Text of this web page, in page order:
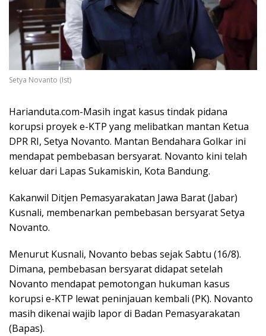
Setya Novanto (Ist)
Harianduta.com-Masih ingat kasus tindak pidana
korupsi proyek e-KTP yang melibatkan mantan Ketua
DPR RI, Setya Novanto. Mantan Bendahara Golkar ini
mendapat pembebasan bersyarat. Novanto kini telah
keluar dari Lapas Sukamiskin, Kota Bandung.
Kakanwil Ditjen Pemasyarakatan Jawa Barat (Jabar)
Kusnali, membenarkan pembebasan bersyarat Setya
Novanto.
Menurut Kusnali, Novanto bebas sejak Sabtu (16/8).
Dimana, pembebasan bersyarat didapat setelah
Novanto mendapat pemotongan hukuman kasus
korupsi e-KTP lewat peninjauan kembali (PK). Novanto
masih dikenai wajib lapor di Badan Pemasyarakatan
(Bapas).